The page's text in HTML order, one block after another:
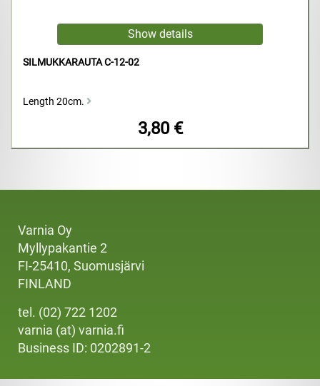
SILMUKKARAUTA C-12-02
Length 20cm.
3,80 €
Varnia Oy
Myllypakantie 2
FI-25410, Suomusjärvi
FINLAND
tel. (02) 722 1202
varnia (at) varnia.fi
Business ID: 0202891-2